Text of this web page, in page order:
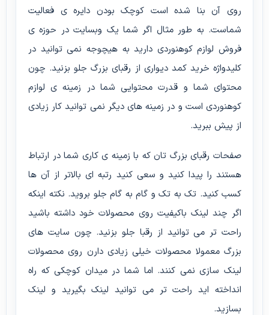
روی آن بنا شده است کوچک بودن دایره ی فعالیت
شماست. به طور مثال اگر شما یک وبسایت در حوزه ی
فروش لوازم کوهنوردی دارید به هیچوجه نمی توانید در
کلیدواژه خرید کمد دیواری از رقبای بزرگ جلو بزنید. چون
محتوای شما و قدرت محتوایی شما در زمینه ی لوازم
کوهنوردی است و در زمینه های دیگر نمی توانید کار زیادی
از پیش ببرید.
صفحات رقبای بزرگ تان که با زمینه ی کاری شما در ارتباط
هستند را پیدا کنید و سعی کنید رتبه ای بالاتر از آن ها
کسب کنید. تک به تک و گام به گام جلو بروید. نکته اینکه
اگر چند لینک باکیفیت روی محصولات خود داشته باشید
راحت تر می توانید از رقبا جلو بزنید. چون سایت های
بزرگ معمولا محصولات خیلی زیادی دارن روی محصولات
لینک سازی نمی کنند. اما شما در میدان کوچکی که راه
انداخته اید راحت تر می توانید لینک بگیرید و لینک
بسازید.